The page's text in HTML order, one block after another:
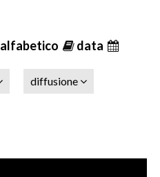
alfabetico data
diffusione